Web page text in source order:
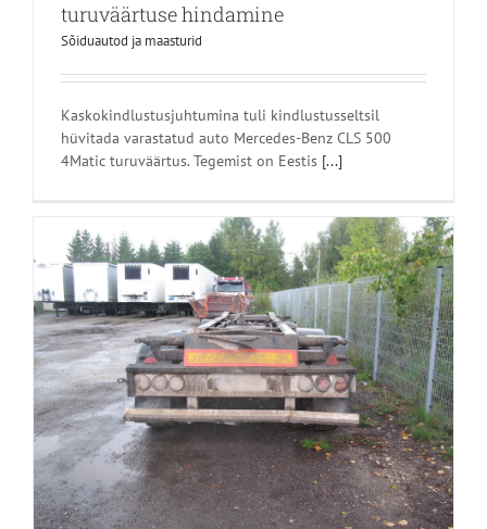
turuväärtuse hindamine
Sõiduautod ja maasturid
Kaskokindlustusjuhtumina tuli kindlustusseltsil
hüvitada varastatud auto Mercedes-Benz CLS 500
4Matic turuväärtus. Tegemist on Eestis [...]